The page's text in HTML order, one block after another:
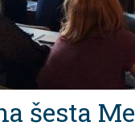
šesta